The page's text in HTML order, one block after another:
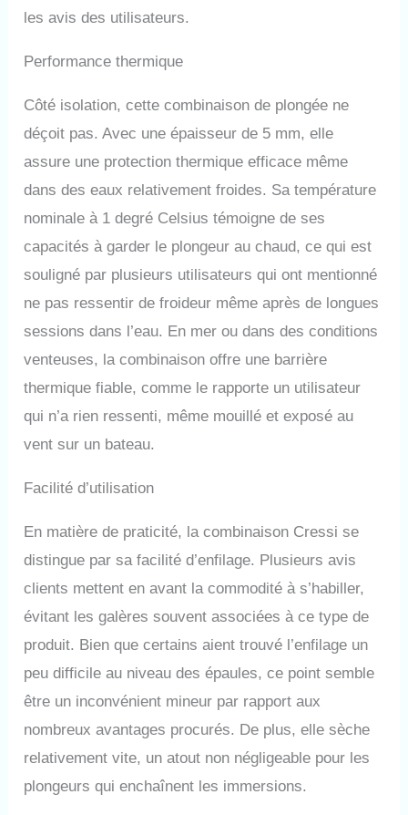
les avis des utilisateurs.
Performance thermique
Côté isolation, cette combinaison de plongée ne
déçoit pas. Avec une épaisseur de 5 mm, elle
assure une protection thermique efficace même
dans des eaux relativement froides. Sa température
nominale à 1 degré Celsius témoigne de ses
capacités à garder le plongeur au chaud, ce qui est
souligné par plusieurs utilisateurs qui ont mentionné
ne pas ressentir de froideur même après de longues
sessions dans l’eau. En mer ou dans des conditions
venteuses, la combinaison offre une barrière
thermique fiable, comme le rapporte un utilisateur
qui n’a rien ressenti, même mouillé et exposé au
vent sur un bateau.
Facilité d’utilisation
En matière de praticité, la combinaison Cressi se
distingue par sa facilité d’enfilage. Plusieurs avis
clients mettent en avant la commodité à s’habiller,
évitant les galères souvent associées à ce type de
produit. Bien que certains aient trouvé l’enfilage un
peu difficile au niveau des épaules, ce point semble
être un inconvénient mineur par rapport aux
nombreux avantages procurés. De plus, elle sèche
relativement vite, un atout non négligeable pour les
plongeurs qui enchaînent les immersions.